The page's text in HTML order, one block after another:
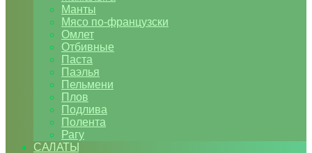
Манты
Мясо по-французски
Омлет
Отбивные
Паста
Паэлья
Пельмени
Плов
Подлива
Полента
Рагу
САЛАТЫ